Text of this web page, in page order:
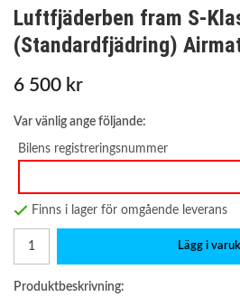
Luftfjäderben fram S-
(Standardfjädring)
6 500 kr
Var vänlig ange följande:
Bilens registreringsnummer
Finns i lager för omgående leverans
Lägg i
Produktbeskrivning: